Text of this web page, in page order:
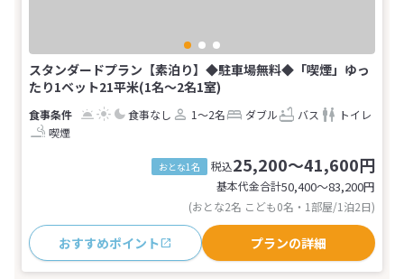
スタンダードプラン【素泊り】◆駐車場無料◆「喫煙」ゆっ
たり1ベット21平米(1名～2名1室)
食事なし 1～2名 ダブル バス
トイレ
喫煙
おとな1名 税込25,200～41,600円
基本代金合計50,400〜83,200円
(おとな2名 こども0名・1部屋/1泊2日)
おすすめポイント プランの詳細